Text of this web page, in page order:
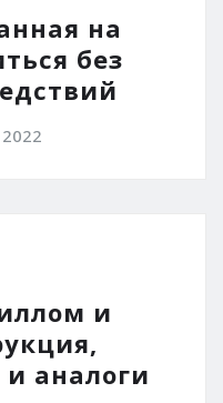
на
без
и
и аналоги